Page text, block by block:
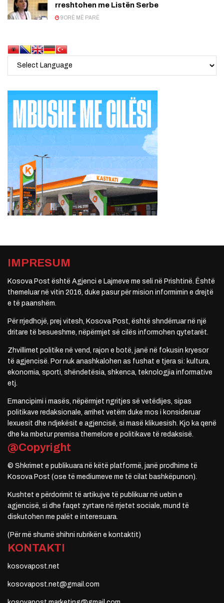
rreshtohen me Listën Serbe
9 ORË MË PARË
IMPRESUM
Kosova Post është Agjenci e Lajmeve me seli në Prishtinë. Është
themeluar në vitin 2016, duke pasur për mision informimin e drejtë
e të paanshëm.
Për rrjedhojë, prej vitesh, Kosova Post, është shndërruar në një
dritare të besueshme, nëpërmjet së cilës informohen qytetarët.
Zhvillimet politike në vend, rajon e botë, janë në fokusin kryesor
të agjencisë. Por nuk anashkalohen as fushat e tjera si: kultura,
ekonomia, sporti, shëndetësia, shkenca, teknologjia informative
etj.
Emancipimi i masës, nëpërmjet ngritjes së vetëdijes, sipas
politikave redaksionale, arrihet vetëm duke mos i konsideruar
lexuesit dhe ndjekësit e agjencisë, si masë klikuesish. Kjo ka qenë
dhe ka mbetur premisa themelore e politikave të redaksisë.
@Copyright
© Shkrimet e publikuara në këtë platformë, janë prodhime të
Kosova Post (ose të mediumeve me të cilat bashkëpunon).
Kushtet e përdorimit të artikujve të publikuar në uebin e
agjencisë, si dhe faqet zyrtare në rrjetet sociale, mund të
diskutohen me palët e interesuara.
(Për më shumë shihni rubrikën e kontaktit)
KONTAKTI
kosovapost.net
kosovapost.net@gmail.com